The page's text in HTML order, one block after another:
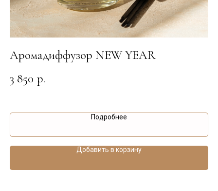
Аромадиффузор NEW YEAR
3 850 р.
Подробнее
Добавить в корзину